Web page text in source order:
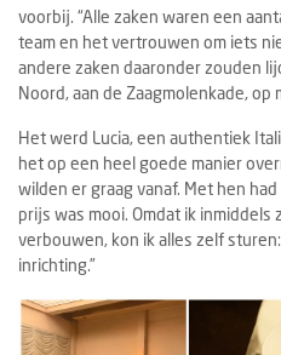
voorbij. “Alle zaken waren een
team en het vertrouwen om iets
andere zaken daaronder zouden
Noord, aan de Zaagmolenkade, op
Het werd Lucia, een authentiek
het op een heel goede manier
wilden er graag vanaf. Met hen
prijs was mooi. Omdat ik inmiddels
verbouwen, kon ik alles zelf
inrichting.”